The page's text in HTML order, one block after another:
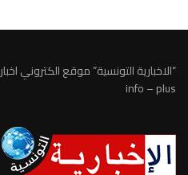
“الاخبارية التونسية” موقع الكتروني
info – plus